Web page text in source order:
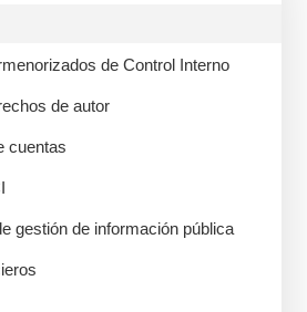
de Control Interno
de autor
cuentas
gestión de información pública